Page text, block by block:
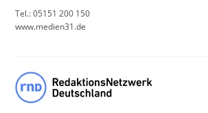
Tel.: 05151 200 150
www.medien31.de